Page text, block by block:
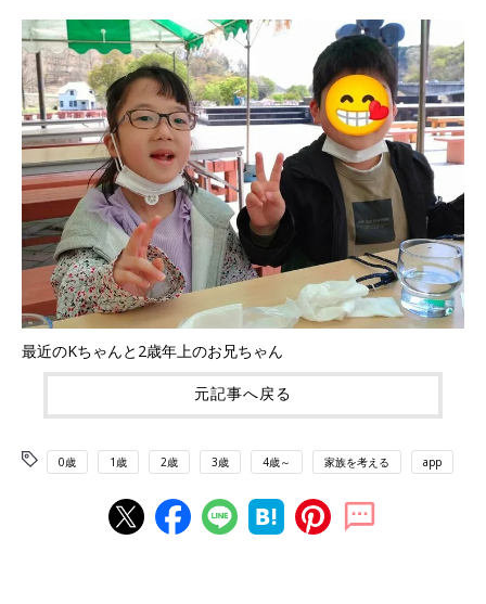
最近のKちゃんと2歳年上のお兄ちゃん
元記事へ戻る
0歳 1歳 2歳 3歳 4歳～ 家族を考える app